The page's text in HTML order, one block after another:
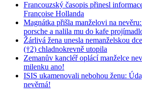
Francouzský časopis přinesl
Françoise Hollanda
Magnátka přišla manželovi na
porsche a nalila mu do kafe
Žárlivá žena unesla nemanželskou
(†2) chladnokrevně utopila
Zemanův kancléř oplácí manželce
milenku ano!
ISIS ukamenovali nebohou ženu:
nevěrná!